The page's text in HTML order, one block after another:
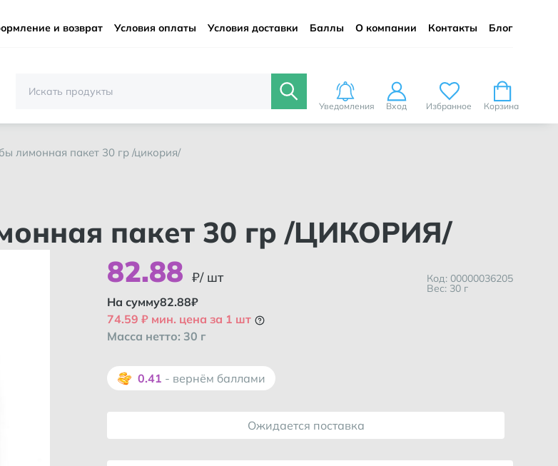
и возврат Условия оплаты Условия доставки Баллы О компании Контакты Блог
Уведомления Вход Избранное Корзина
лимонная пакет 30 гр /цикория/
пакет 30 гр /ЦИКОРИЯ/
82.88 ₽/ шт Код: 00000036205
Вес: 30 г
На сумму82.88₽
74.59 ₽ мин. цена за 1 шт
Масса нетто: 30 г
0.41 - вернём баллами
Ожидается поставка